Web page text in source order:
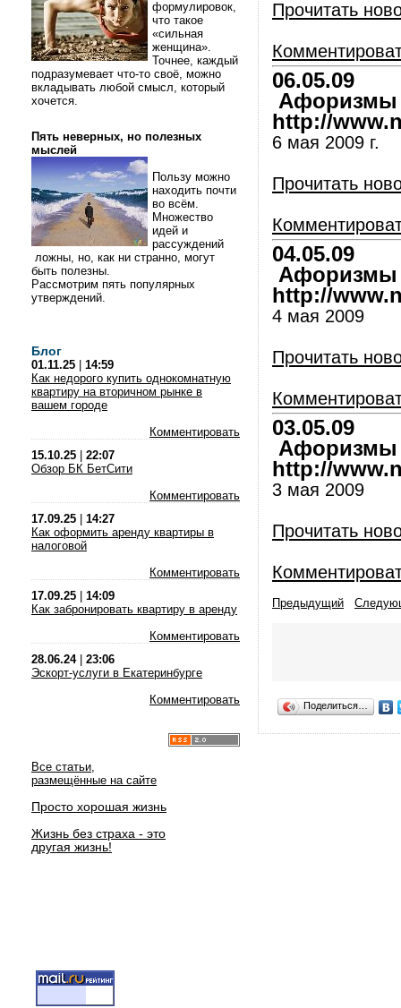
формулировок,
что такое
«сильная
женщина».
Точнее, каждый
подразумевает что-то своё, можно
вкладывать любой смысл, который
хочется.
Пять неверных, но полезных
мыслей
Пользу можно
находить почти
во всём.
Множество
идей и
рассуждений
ложны, но, как ни странно, могут
быть полезны.
Рассмотрим пять популярных
утверждений.
Блог
01.11.25
14:59
Как недорого купить однокомнатную
квартиру на вторичном рынке в
вашем городе
Комментировать
15.10.25
22:07
Обзор БК БетСити
Комментировать
17.09.25
14:27
Как оформить аренду квартиры в
налоговой
Комментировать
17.09.25
14:09
Как забронировать квартиру в аренду
Комментировать
28.06.24| 23:06
Эскорт-услуги в Екатеринбурге
Комментировать
Все статьи,
размещённые на сайте
Просто хорошая жизнь
Жизнь без страха - это
другая жизнь!
Прочитать
06.05.09
Афоризмы
http://
6 мая 2009 г.
Прочитать
04.05.09
Афоризмы
http://
4 мая 2009
Прочитать
03.05.09
Афоризмы
http://
3 мая 2009
Прочитать
Предыдущий
Поделиться…